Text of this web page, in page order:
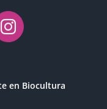
en Biocultura